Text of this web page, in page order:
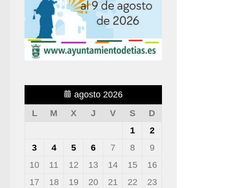
agosto 2026
L
M X J V S
D
1
2
3
4 5 6 7 8
9
10
11 12 13 14 15
16
17
18 19 20 21 22
23